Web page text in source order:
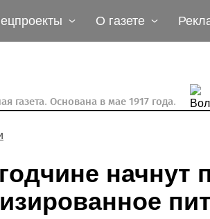
О газете
газета. Основана в мае 1917 года.
начнут